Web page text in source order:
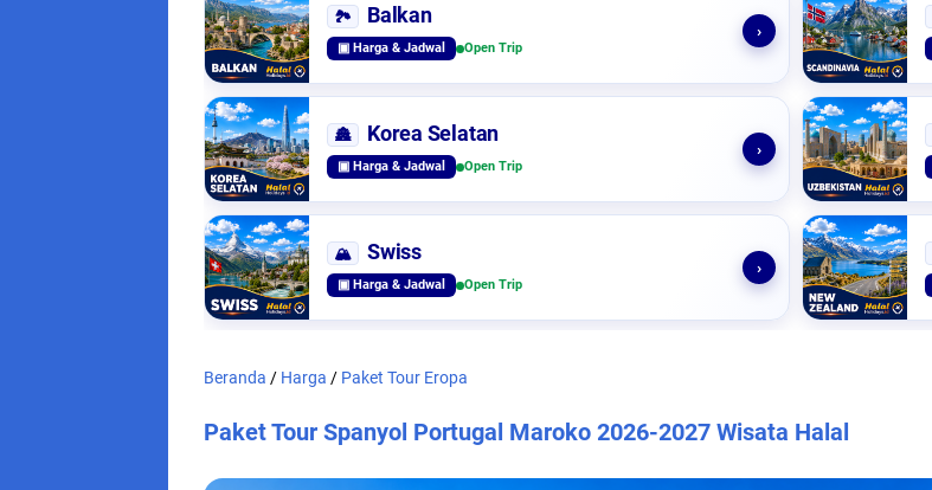
🏞️ Balkan
▣ Harga & Jadwal Open Trip
›
🏯 Korea Selatan
▣ Harga & Jadwal Open Trip
›
🏔️ Swiss
▣ Harga & Jadwal Open Trip
›
Beranda / Harga / Paket Tour Eropa
Paket Tour Spanyol Portugal Maroko 2026-2027 Wisata Halal